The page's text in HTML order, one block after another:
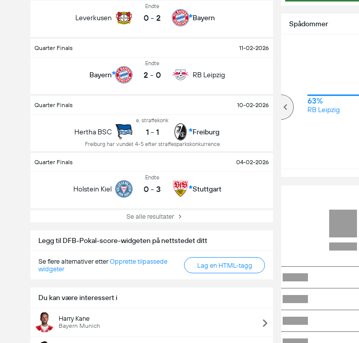
Leverkusen
Endte
0 - 2 Bayern
Quarter Finals 11-02-2026
Bayern
Endte
2 - 0 RB Leipzig
Quarter Finals 10-02-2026
Hertha BSC
e. straffekonk
1 - 1
Freiburg har vundet 4-5 efter straffesparkskonkurrence
Freiburg
Quarter Finals 04-02-2026
Holstein Kiel
Endte
0 - 3 Stuttgart
Se alle resultater
Legg til DFB-Pokal-score-widgeten på nettstedet ditt
Se flere alternativer etterOpprette tilpassede
widgeter
Lag en HTML-tagg
Du kan være interessert i
Harry Kane
Bayern Munich
Spådommer
63%
RB Leipzig
Totalt mål i kamp (2.5)
Totale stemmer: 745
78%
over